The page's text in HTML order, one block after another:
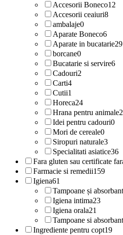
Accesorii Boneco12
Accesorii ceaiuri8
ambalaje0
Aparate Boneco6
Aparate in bucatarie29
borcane0
Bucatarie si servire6
Cadouri2
Carti4
Cutii1
Horeca24
Hrana pentru animale
Idei pentru cadouri0
Mori de cereale0
Siropuri naturale3
Specialitati asiatice36
Fara gluten sau certificate
Farmacie si remedii159
Igiena61
Tampoane și
Igiena intima23
Igiena orala21
Tampoane si
Ingrediente pentru copt19